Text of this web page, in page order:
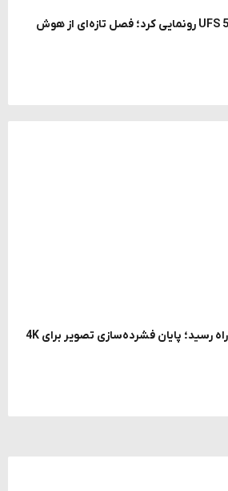
سامسونگ از حافظه UFS 5.0 رونمایی کرد؛ فصل تازه‌ای از هوش
استاندارد HDMI 2.2 از راه رسید؛ پایان فشرده‌سازی تصویر برای 4K